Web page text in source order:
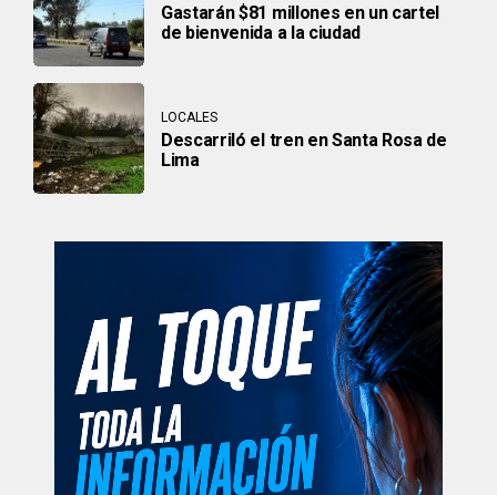
Gastarán $81 millones en un cartel
de bienvenida a la ciudad
LOCALES
Descarriló el tren en Santa Rosa de
Lima